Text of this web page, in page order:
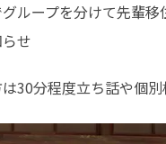
ループを分けて先輩移
せ
30分程度立ち話や個別